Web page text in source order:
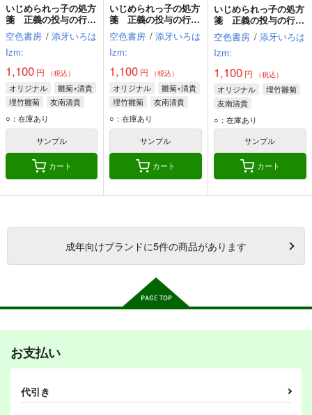
いじめられっ子の処方
箋 正義の投与の行く
末は Comicalize3
空色書房 / 添牙いろは
Izm:
1,100 円 （税込）
オリジナル
雛菊×清貴
埋竹雛菊
友南清貴
○：在庫あり
サンプル
カート
いじめられっ子の処方
箋 正義の投与の行く
末は Comicalize2
空色書房 / 添牙いろは
Izm:
1,100 円 （税込）
オリジナル
雛菊×清貴
埋竹雛菊
友南清貴
○：在庫あり
サンプル
カート
いじめられっ子の処方
箋 正義の投与の行く
末は Comicalize1
空色書房 / 添牙いろは
Izm:
1,100円 （税込）
オリジナル
埋竹雛菊
友南清貴
○：在庫あり
サンプル
カート
成年向けブランドに5件の商品があります
お支払い
代引き